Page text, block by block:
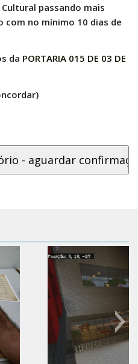
passando mais
no mínimo 10 dias de
da PORTARIA 015 DE 03 DE